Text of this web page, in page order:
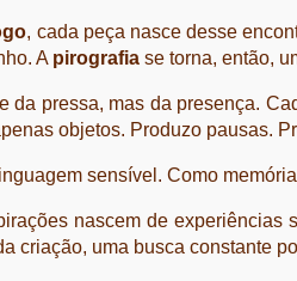
, cada peça nasce desse
A pirografiase torna, então,
da pressa, mas da presença.
objetos. Produzo pausas.
sensível. Como
nascem de
criação, uma busca constante